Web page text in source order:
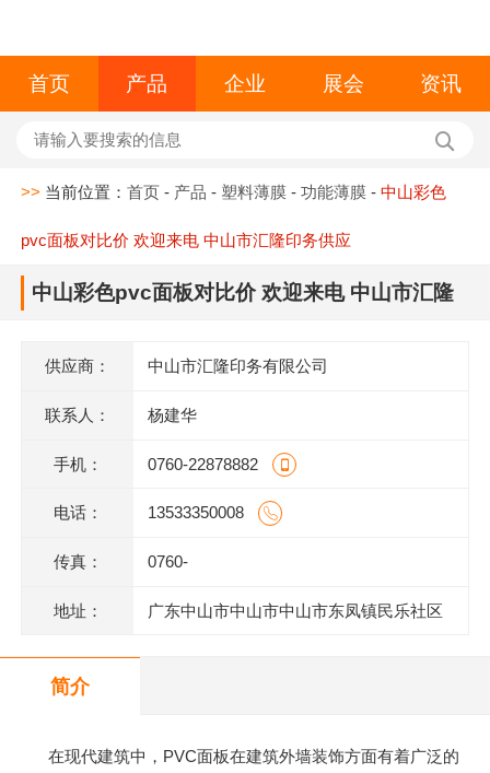
首页 产品 企业 展会 资讯
>> 当前位置：首页 - 产品 - 塑料薄膜 -功能薄膜 -中山彩色
pvc面板对比价 欢迎来电 中山市汇隆印务供应
中山彩色pvc面板对比价 欢迎来电 中山市汇隆
供应商： 中山市汇隆印务有限公司
联系人： 杨建华
手机： 0760-22878882
电话： 13533350008
传真： 0760-
地址： 广东中山市中山市中山市东凤镇民乐社区
简介
在现代建筑中，PVC面板在建筑外墙装饰方面有着广泛的